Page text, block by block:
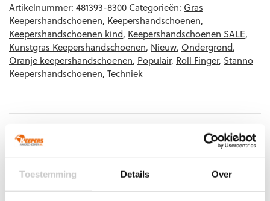
Toestemming Details Over
Artikelnummer: 481393-8300 Categorieën: Gras
Keepershandschoenen, Keepershandschoenen,
Keepershandschoenen kind, Keepershandschoenen SALE,
Kunstgras Keepershandschoenen, Nieuw, Ondergrond,
Oranje keepershandschoenen, Populair, Roll Finger, Stanno
Keepershandschoenen, Techniek
Gerelateerde producten